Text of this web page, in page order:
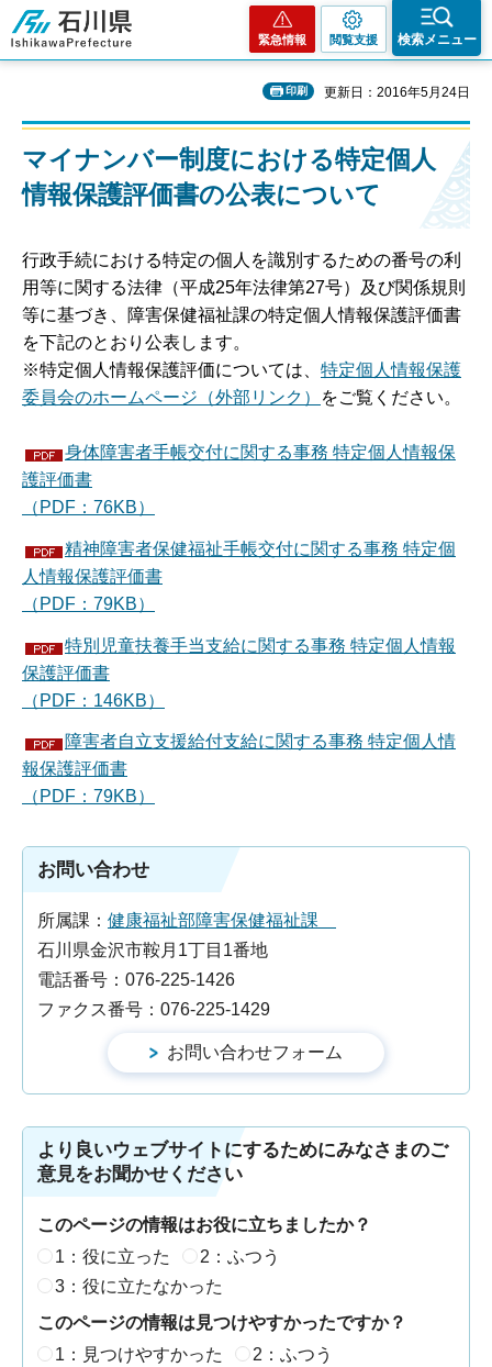
石川県
緊急情報 閲覧支援 検索メニュー
印刷 更新日：2016年5月24日
マイナンバー制度における特定個人
情報保護評価書の公表について
行政手続における特定の個人を識別するための番号の利
用等に関する法律（平成25年法律第27号）及び関係規則
等に基づき、障害保健福祉課の特定個人情報保護評価書
を下記のとおり公表します。
※特定個人情報保護評価については、 特定個人情報保護
委員会のホームページ（外部リンク）
をご覧ください。
身体障害者手帳交付に関する事務 特定個人情報保
護評価書
（PDF：76KB）
精神障害者保健福祉手帳交付に関する事務 特定個
人情報保護評価書
（PDF：79KB）
特別児童扶養手当支給に関する事務 特定個人情報
保護評価書
（PDF：146KB）
障害者自立支援給付支給に関する事務 特定個人情
報保護評価書
（PDF：79KB）
お問い合わせ
所属課： 健康福祉部障害保健福祉課
石川県金沢市鞍月1丁目1番地
電話番号：076-225-1426
ファクス番号：076-225-1429
より良いウェブサイトにするためにみなさまのご
意見をお聞かせください
このページの情報はお役に立ちましたか？
1：役に立った
2：ふつう
3：役に立たなかった
このページの情報は見つけやすかったですか？
1：見つけやすかった
2：ふつう